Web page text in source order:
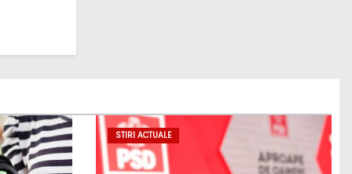
STIRI ACTUALE